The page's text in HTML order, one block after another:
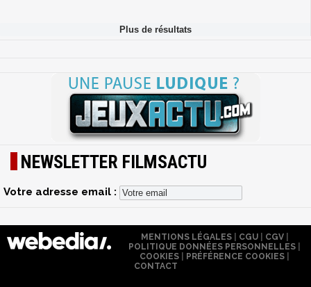
NEWSLETTER FILMSACTU
Votre adresse email :
MENTIONS LÉGALES| CGU| CGV|
POLITIQUE DONNÉES PERSONNELLES
COOKIES
PRÉFÉRENCE COOKIES
CONTACT